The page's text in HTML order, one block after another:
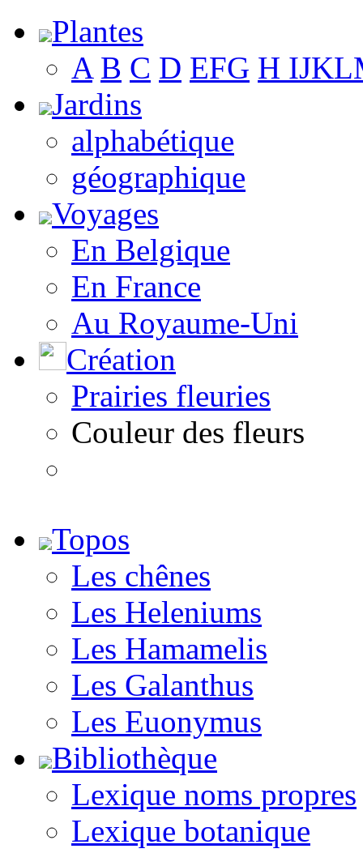
Plantes
A B C D EFG H IJKL
Jardins
alphabétique
géographique
Voyages
En Belgique
En France
Au Royaume-Uni
Création
Prairies fleuries
Couleur des fleurs
Topos
Les chênes
Les Heleniums
Les Hamamelis
Les Galanthus
Les Euonymus
Bibliothèque
Lexique noms propres
Lexique botanique